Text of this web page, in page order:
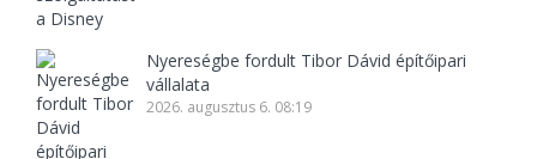
Nyereségbe fordult Tibor Dávid építőipari
vállalata
2026. augusztus 6. 08:19